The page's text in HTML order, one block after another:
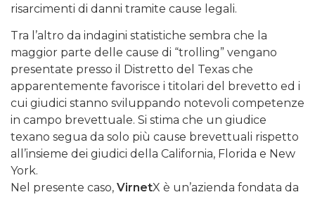
risarcimenti di danni tramite cause legali.
Tra l’altro da indagini statistiche sembra che la
maggior parte delle cause di “trolling” vengano
presentate presso il Distretto del Texas che
apparentemente favorisce i titolari del brevetto ed i
cui giudici stanno sviluppando notevoli competenze
in campo brevettuale. Si stima che un giudice
texano segua da solo più cause brevettuali rispetto
all’insieme dei giudici della California, Florida e New
York.
Nel presente caso, VirnetX è un’azienda fondata da